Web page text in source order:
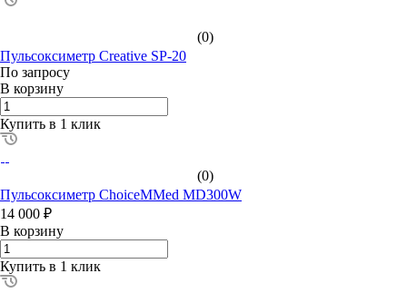
(0)
Пульсоксиметр Creative SP-20
По запросу
В корзину
Купить в 1 клик
(0)
Пульсоксиметр ChoiceMMed MD300W
14 000 ₽
В корзину
Купить в 1 клик